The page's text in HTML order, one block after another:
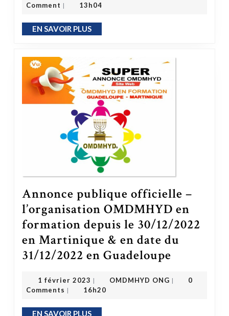
Comment | 13h04
EN SAVOIR PLUSEN SAVOIR PLUS
Annonce publique officielle –
l’organisation OMDMHYD en
formation depuis le 30/12/2022
en Martinique & en date du
31/12/2022 en Guadeloupe
1 février 2023 | OMDMHYD ONG |
0
Comments | 16h20
EN SAVOIR PLUSEN SAVOIR PLUS